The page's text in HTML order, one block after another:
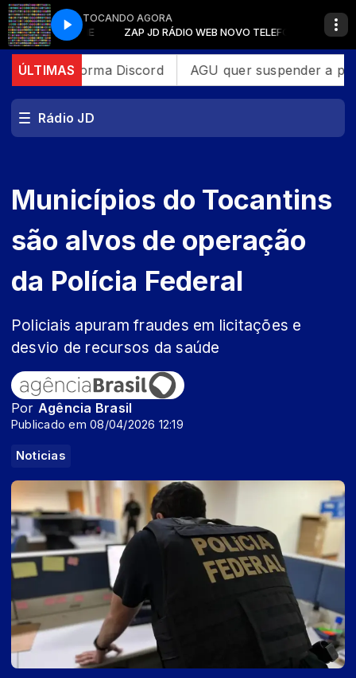
TOCANDO AGORA
TELEFONE ZAP JD RÁDIO WEB NOVO TELEFONE
ÚLTIMAS
plataforma Discord AGU quer suspender a
Rádio JD
Municípios do Tocantins
são alvos de operação
da Polícia Federal
Policiais apuram fraudes em licitações e
desvio de recursos da saúde
Por Agência Brasil
Publicado em 08/04/2026 12:19
Noticias